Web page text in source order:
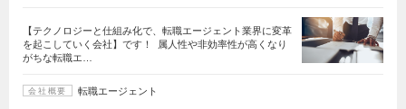
【テクノロジーと仕組み化で、転職エージェント業界に変革
を起こしていく会社】です！ 属人性や非効率性が高くなり
がちな転職エ…
会社概要 転職エージェント